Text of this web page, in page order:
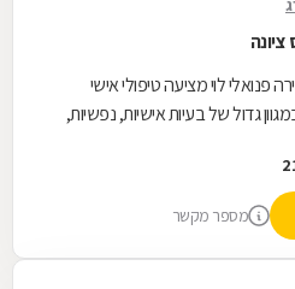
פנואלי לוי מציעה טיפולי אישי
גדול של בעיות אישיות, נפשיות,
מספר מקשר